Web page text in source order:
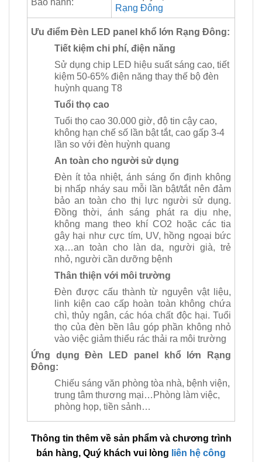
Bảo hành:
Rạng Đông
Ưu điểm Đèn LED panel khổ lớn Rạng Đông:
Tiết kiệm chi phí, điện năng
Sử dụng chip LED hiệu suất sáng cao, tiết
kiệm 50-65% điện năng thay thế bộ đèn
huỳnh quang T8
Tuổi thọ cao
Tuổi thọ cao 30.000 giờ, độ tin cậy cao,
không hạn chế số lần bật tắt, cao gấp 3-4
lần so với đèn huỳnh quang
An toàn cho người sử dụng
Đèn ít tỏa nhiệt, ánh sáng ổn định không
bị nhấp nháy sau mỗi lần bật/tắt nên đảm
bảo an toàn cho thị lực người sử dụng.
Đồng thời, ánh sáng phát ra dịu nhẹ,
không mang theo khí CO2 hoặc các tia
gây hại như cực tím, UV, hồng ngoại bức
xạ…an toàn cho làn da, người già, trẻ
nhỏ, người cần dưỡng bệnh
Thân thiện với môi trường
Đèn được cấu thành từ nguyên vật liệu,
linh kiện cao cấp hoàn toàn không chứa
chì, thủy ngân, các hóa chất độc hại. Tuổi
thọ của đèn bền lâu góp phần không nhỏ
vào việc giảm thiểu rác thải ra môi trường
Ứng dụng Đèn LED panel khổ lớn Rạng
Đông:
Chiếu sáng văn phòng tòa nhà, bệnh viện,
trung tâm thương mại…Phòng làm việc,
phòng họp, tiền sảnh…
Thông tin thêm về sản phẩm và chương trình
bán hàng, Quý khách vui lòng liên hệ công